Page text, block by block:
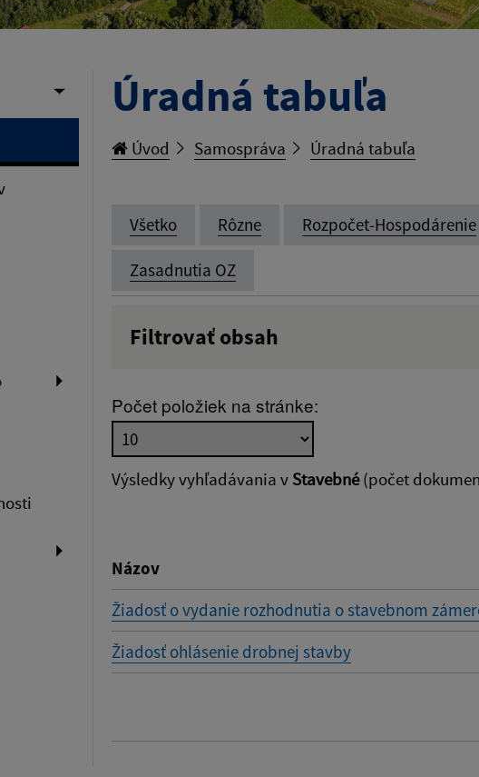
Úradná tabuľa
Úvod Samospráva Úradná tabuľa
Všetko Rôzne Rozpočet-Hospodárenie
Zasadnutia OZ
Filtrovať obsah
Dátum zverejnenia do:
Počet položiek na stránke:
Výsledky vyhľadávania v Stavebné(počet
Názov
Žiadosť o vydanie rozhodnutia o stavebnom
Žiadosť ohlásenie drobnej stavby